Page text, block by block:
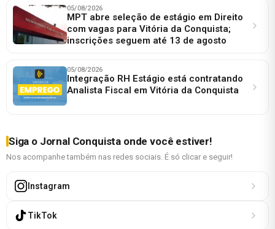
05/08/2026
MPT abre seleção de estágio em Direito
com vagas para Vitória da Conquista;
inscrições seguem até 13 de agosto
05/08/2026
Integração RH Estágio está contratando
Analista Fiscal em Vitória da Conquista
Siga o Jornal Conquista onde você estiver!
Nos acompanhe também nas redes sociais. É só clicar e seguir!
Instagram
TikTok